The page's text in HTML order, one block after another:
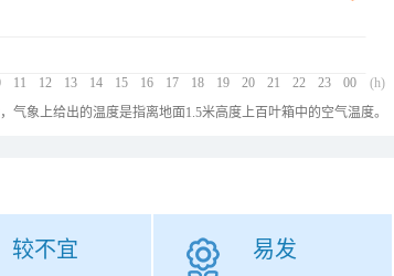
11 12 13 14 15 16 17 18 19 20 21 22 23 00 (h)
气象上给出的温度是指离地面1.5米高度上百叶箱中的空气温度。
较不宜 易发